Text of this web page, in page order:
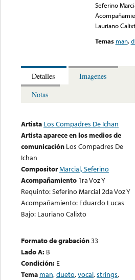
Seferino
Lauriano
Temas man,
Detalles
Imagenes
Notas
Artista Los Compadres De Ichan
Artista aparece en los medios de
comunicación Los Compadres De
Ichan
CompositorMarcial, Seferino
Acompañamiento 1ra Voz Y
Requinto: Seferino Marcial 2da Voz Y
Acompañamiento: Eduardo Lucas
Bajo: Lauriano Calixto
Formato de grabación33
Lado A: B
Condición: E
Tema man,dueto,vocal,strings,